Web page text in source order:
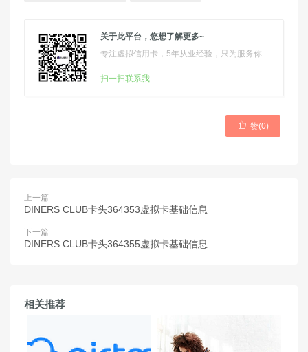
关于此平台，您想了解更多~
专注虚拟信用卡，5年从业经验，只为服务你
扫一扫联系我
 赞(0)
上一篇
DINERS CLUB卡头364353虚拟卡基础信息
下一篇
DINERS CLUB卡头364355虚拟卡基础信息
相关推荐